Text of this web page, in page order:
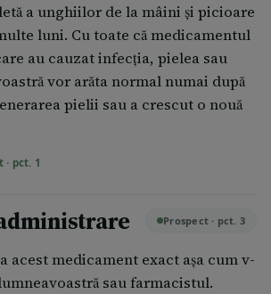
a unghiilor de la mâini şi picioare
luni. Cu toate că medicamentul
au cauzat infecţia, pielea sau
vor arăta normal numai după
pielii sau a crescut o nouă
· pct. 1
Prospect · pct. 3
acest medicament exact aşa cum v-
sau farmacistul.